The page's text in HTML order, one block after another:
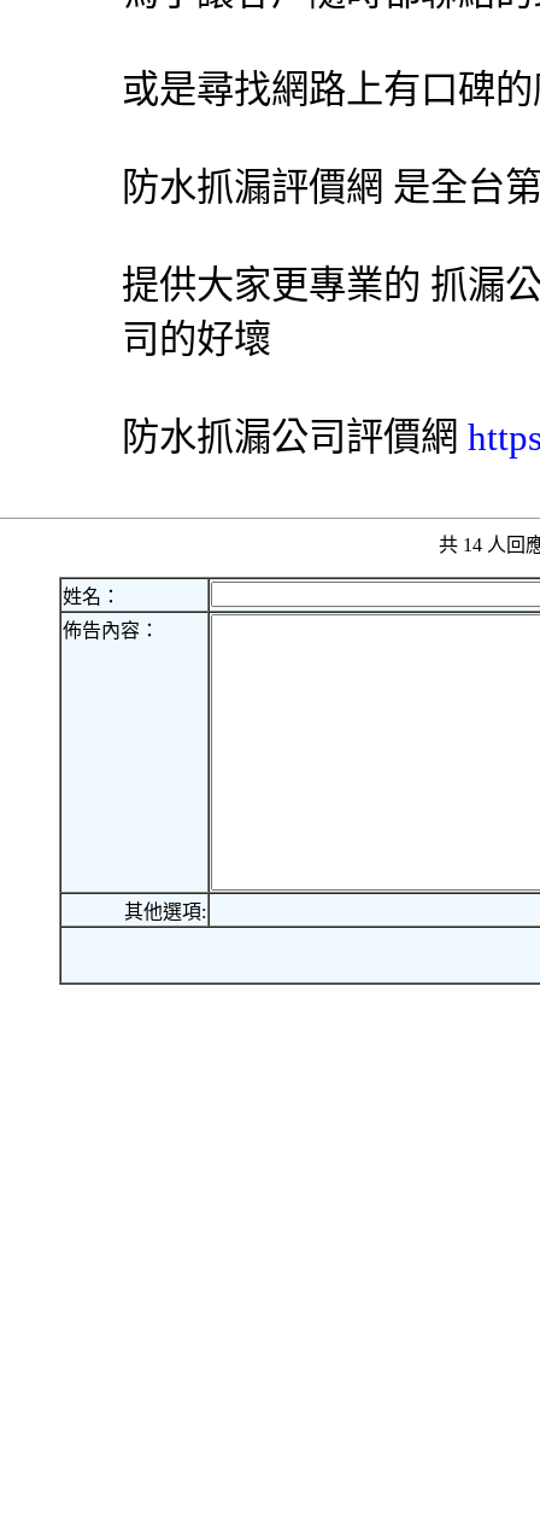
或是尋找網路上有口碑
防水抓漏評價網 是全台
提供大家更專業的 抓漏
司的好壞
防水抓漏公司評價網
共 14 人
姓名：
佈告內容：
其他選項: